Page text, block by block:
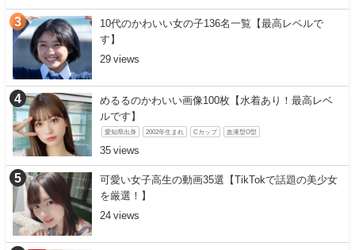
10代のかわいい女の子136名一覧【最高レベルで
す】
29
めるるのかわいい画像100枚【水着あり！最高レベ
ルです】
愛知県出身 2002年生まれ Cカップ 血液型O型
35
可愛い女子高生の動画35選【TikTokで話題の美少女
を厳選！】
24